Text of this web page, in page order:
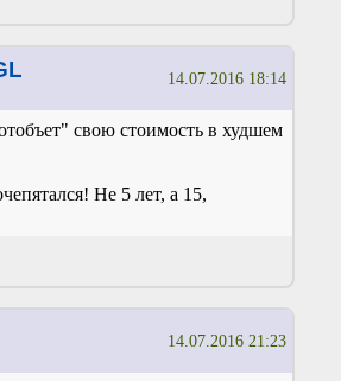
14.07.2016 18:14
свою стоимость в худшем
Не 5 лет, а 15,
14.07.2016 21:23